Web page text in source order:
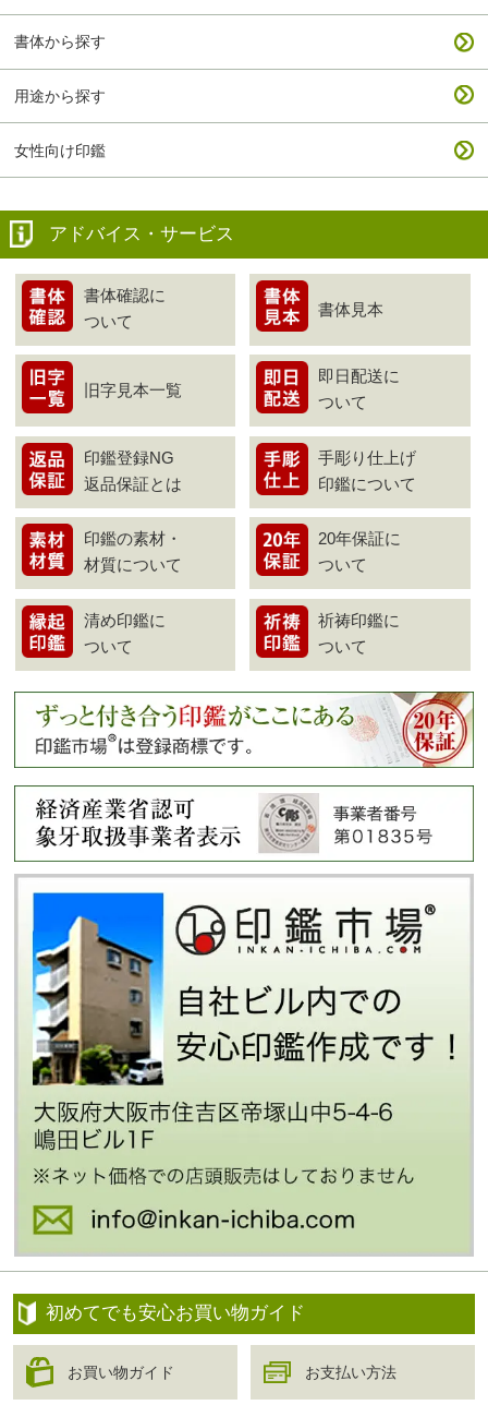
書体から探す
用途から探す
女性向け印鑑
アドバイス・サービス
書体確認に
ついて
書体見本
旧字見本一覧
即日配送に
ついて
印鑑登録NG
返品保証とは
手彫り仕上げ
印鑑について
印鑑の素材・
材質について
20年保証に
ついて
清め印鑑に
ついて
祈祷印鑑に
ついて
初めてでも安心お買い物ガイド
お買い物ガイド お支払い方法